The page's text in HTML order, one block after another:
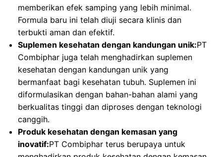
memberikan efek samping yang lebih minimal.
Formula baru ini telah diuji secara klinis dan
terbukti aman dan efektif.
Suplemen kesehatan dengan kandungan unik:PT
Combiphar juga telah menghadirkan suplemen
kesehatan dengan kandungan unik yang
bermanfaat bagi kesehatan tubuh. Suplemen ini
diformulasikan dengan bahan-bahan alami yang
berkualitas tinggi dan diproses dengan teknologi
canggih.
Produk kesehatan dengan kemasan yang
inovatif:PT Combiphar terus berupaya untuk